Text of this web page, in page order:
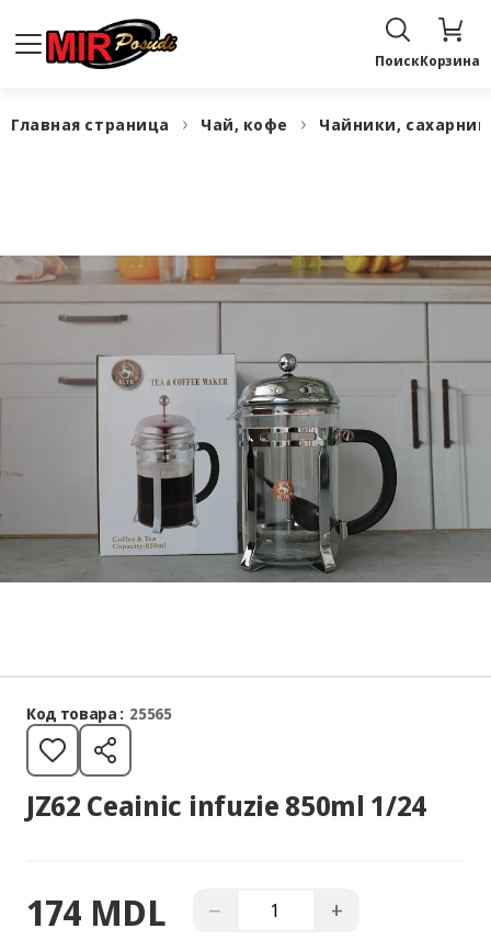
ПоискКорзина
Главная страница Чай, кофе Чайники,
Код товара : 25565
JZ62 Ceainic infuzie 850ml 1/24
174 MDL − +